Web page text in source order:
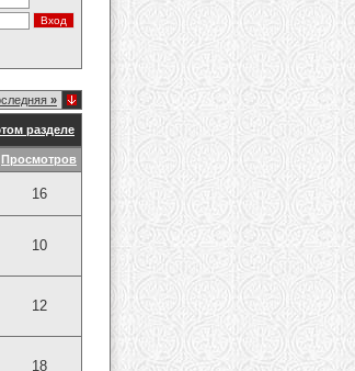
»
разделе
Просмотров
16
10
12
18